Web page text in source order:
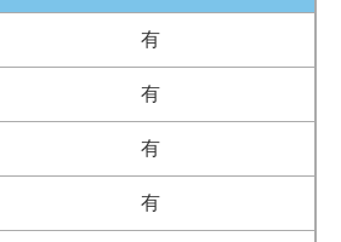
Type-C規格和Qi 無線充電技術
準
有
有
有
有